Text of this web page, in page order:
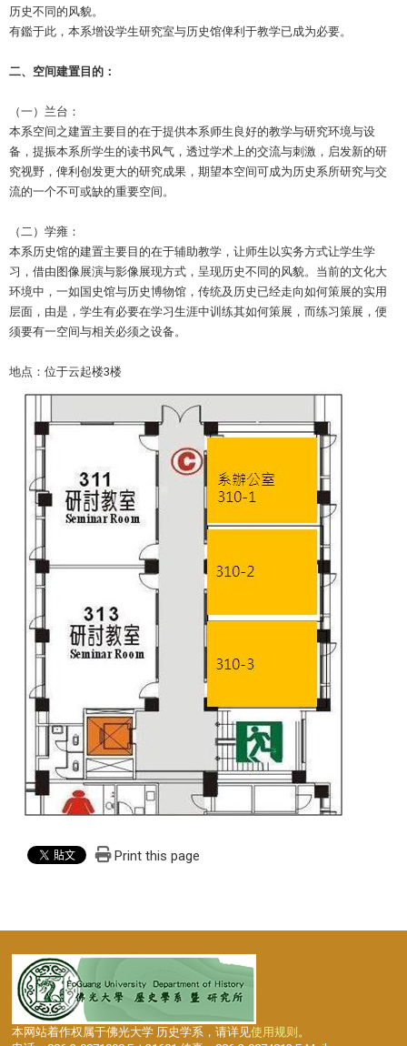
历史不同的风貌。
有鑑于此，本系增设学生研究室与历史馆俾利于教学已成为必要。
二、空间建置目的：
（一）兰台：
本系空间之建置主要目的在于提供本系师生良好的教学与研究环境与设
备，提振本系所学生的读书风气，透过学术上的交流与刺激，启发新的研
究视野，俾利创发更大的研究成果，期望本空间可成为历史系所研究与交
流的一个不可或缺的重要空间。
（二）学雍：
本系历史馆的建置主要目的在于辅助教学，让师生以实务方式让学生学
习，借由图像展演与影像展现方式，呈现历史不同的风貌。当前的文化大
环境中，一如国史馆与历史博物馆，传统及历史已经走向如何策展的实用
层面，由是，学生有必要在学习生涯中训练其如何策展，而练习策展，便
须要有一空间与相关必须之设备。
地点：位于云起楼3楼
Print this page
本网站着作权属于佛光大学 历史学系，请详见使用规则 。